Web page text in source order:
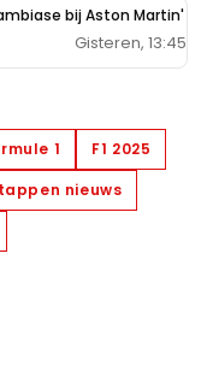
bij Aston Martin'
Gisteren, 13:45
1
F1 2025
nieuws